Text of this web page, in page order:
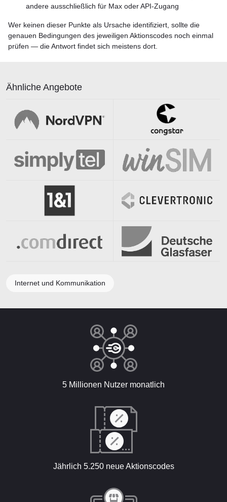
andere ausschließlich für Max oder API-Zugang
Wer keinen dieser Punkte als Ursache identifiziert, sollte die
genauen Bedingungen des jeweiligen Aktionscodes noch einmal
prüfen — die Antwort findet sich meistens dort.
Ähnliche Angebote
Internet und Kommunikation
5 Millionen Nutzer monatlich
Jährlich 5.250 neue Aktionscodes